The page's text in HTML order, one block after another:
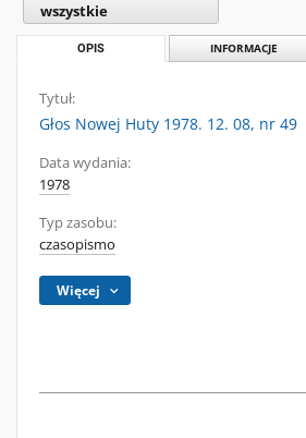
wszystkie
OPIS INFORMACJE
Tytuł:
Głos Nowej Huty 1978. 12. 08, nr 49
Data wydania:
1978
Typ zasobu:
czasopismo
Więcej